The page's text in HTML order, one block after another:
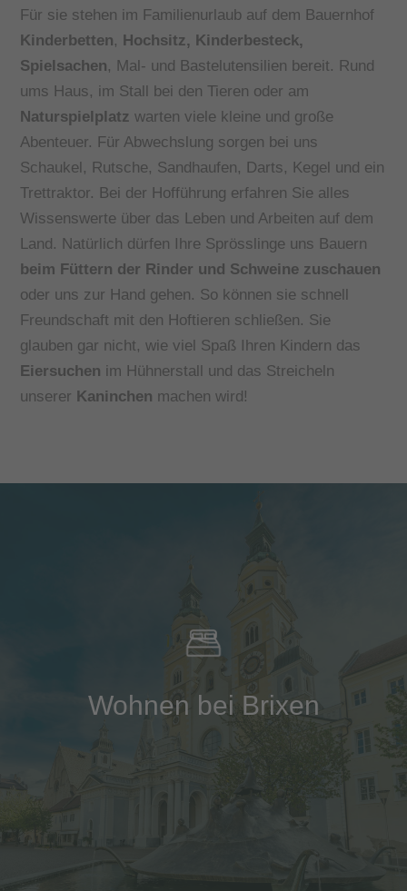
Für sie stehen im Familienurlaub auf dem Bauernhof
Kinderbetten, Hochsitz, Kinderbesteck,
Spielsachen, Mal- und Bastelutensilien bereit. Rund
ums Haus, im Stall bei den Tieren oder am
Naturspielplatz warten viele kleine und große
Abenteuer. Für Abwechslung sorgen bei uns
Schaukel, Rutsche, Sandhaufen, Darts, Kegel und ein
Trettraktor. Bei der Hofführung erfahren Sie alles
Wissenswerte über das Leben und Arbeiten auf dem
Land. Natürlich dürfen Ihre Sprösslinge uns Bauern
beim Füttern der Rinder und Schweine zuschauen
oder uns zur Hand gehen. So können sie schnell
Freundschaft mit den Hoftieren schließen. Sie
glauben gar nicht, wie viel Spaß Ihren Kindern das
Eiersuchen im Hühnerstall und das Streicheln
unserer Kaninchen machen wird!
Wohnen bei Brixen